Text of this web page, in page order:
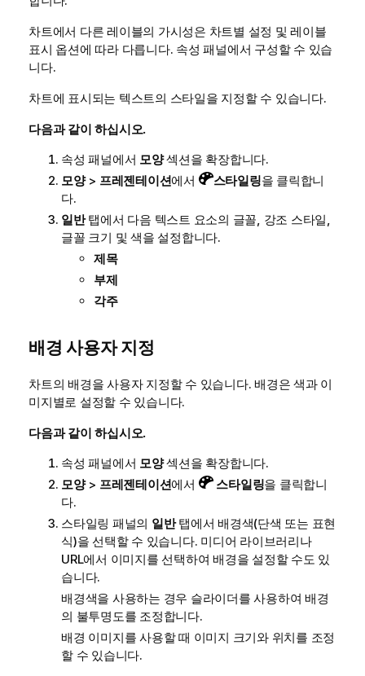
차트에서 다른 레이블의 가시성은 차트별 설정 및 레이블
표시 옵션에 따라 다릅니다. 속성 패널에서 구성할 수 있습
니다.
차트에 표시되는 텍스트의 스타일을 지정할 수 있습니다.
다음과 같이 하십시오.
속성 패널에서 모양섹션을 확장합니다.
모양> 프레젠테이션에서 스타일링을 클릭합니
다.
일반탭에서 다음 텍스트 요소의 글꼴, 강조 스타일,
글꼴 크기 및 색을 설정합니다.
제목
부제
각주
배경 사용자 지정
차트의 배경을 사용자 지정할 수 있습니다. 배경은 색과 이
미지별로 설정할 수 있습니다.
다음과 같이 하십시오.
속성 패널에서 모양섹션을 확장합니다.
모양> 프레젠테이션에서 스타일링을 클릭합니
다.
스타일링 패널의 일반탭에서 배경색(단색 또는 표현
식)을 선택할 수 있습니다. 미디어 라이브러리나
URL에서 이미지를 선택하여 배경을 설정할 수도 있
습니다.
배경색을 사용하는 경우 슬라이더를 사용하여 배경
의 불투명도를 조정합니다.
배경 이미지를 사용할 때 이미지 크기와 위치를 조정
할 수 있습니다.